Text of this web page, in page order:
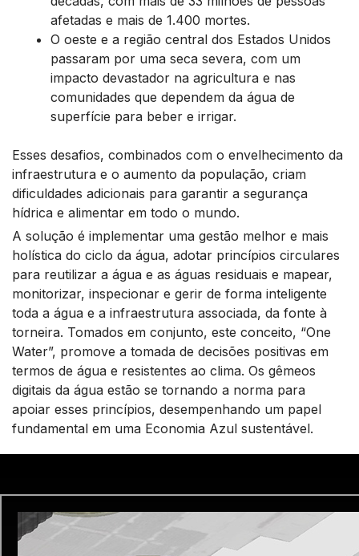
afetadas e mais de 1.400 mortes.
O oeste e a região central dos Estados Unidos
passaram por uma seca severa, com um
impacto devastador na agricultura e nas
comunidades que dependem da água de
superfície para beber e irrigar.
Esses desafios, combinados com o envelhecimento da
infraestrutura e o aumento da população, criam
dificuldades adicionais para garantir a segurança
hídrica e alimentar em todo o mundo.
A solução é implementar uma gestão melhor e mais
holística do ciclo da água, adotar princípios circulares
para reutilizar a água e as águas residuais e mapear,
monitorizar, inspecionar e gerir de forma inteligente
toda a água e a infraestrutura associada, da fonte à
torneira. Tomados em conjunto, este conceito, “One
Water”, promove a tomada de decisões positivas em
termos de água e resistentes ao clima. Os gêmeos
digitais da água estão se tornando a norma para
apoiar esses princípios, desempenhando um papel
fundamental em uma Economia Azul sustentável.